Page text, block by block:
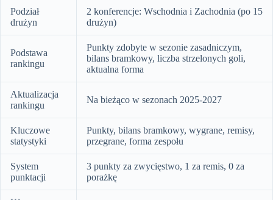
Podział
drużyn
2 konferencje: Wschodnia i Zachodnia (po 15
drużyn)
Podstawa
rankingu
Punkty zdobyte w sezonie zasadniczym,
bilans bramkowy, liczba strzelonych goli,
aktualna forma
Aktualizacja
rankingu
Na bieżąco w sezonach 2025-2027
Kluczowe
statystyki
Punkty, bilans bramkowy, wygrane, remisy,
przegrane, forma zespołu
System
punktacji
3 punkty za zwycięstwo, 1 za remis, 0 za
porażkę